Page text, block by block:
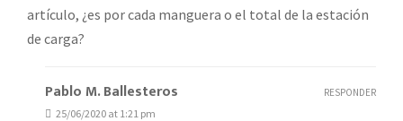
artículo, ¿es por cada manguera o el total de la estación
de carga?
Pablo M. Ballesteros
25/06/2020 at 1:21 pm
RESPONDER